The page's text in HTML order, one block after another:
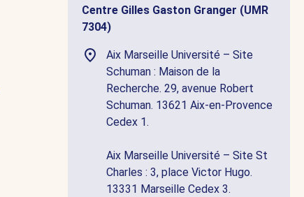
Centre Gilles Gaston Granger (UMR
7304)
Aix Marseille Université – Site
Schuman : Maison de la
Recherche. 29, avenue Robert
Schuman. 13621 Aix-en-Provence
Cedex 1.
Aix Marseille Université – Site St
Charles : 3, place Victor Hugo.
13331 Marseille Cedex 3.